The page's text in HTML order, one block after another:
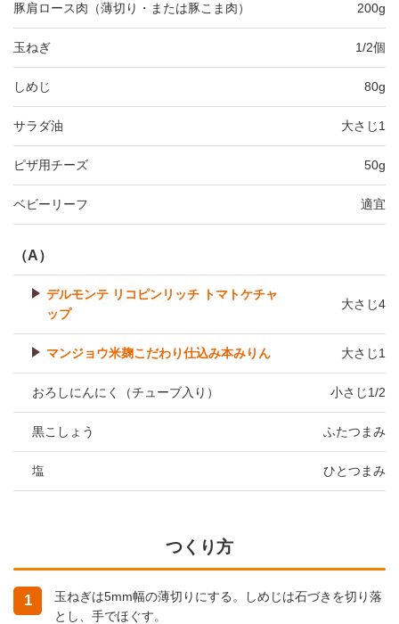
豚肩ロース肉（薄切り・または豚こま肉） 200g
玉ねぎ 1/2個
しめじ 80g
サラダ油 大さじ1
ピザ用チーズ 50g
ベビーリーフ 適宜
（A）
デルモンテ リコピンリッチ トマトケチャ
ップ
大さじ4
マンジョウ米麹こだわり仕込み本みりん 大さじ1
おろしにんにく（チューブ入り） 小さじ1/2
黒こしょう ふたつまみ
塩 ひとつまみ
つくり方
1
玉ねぎは5mm幅の薄切りにする。しめじは石づきを切り落
とし、手でほぐす。